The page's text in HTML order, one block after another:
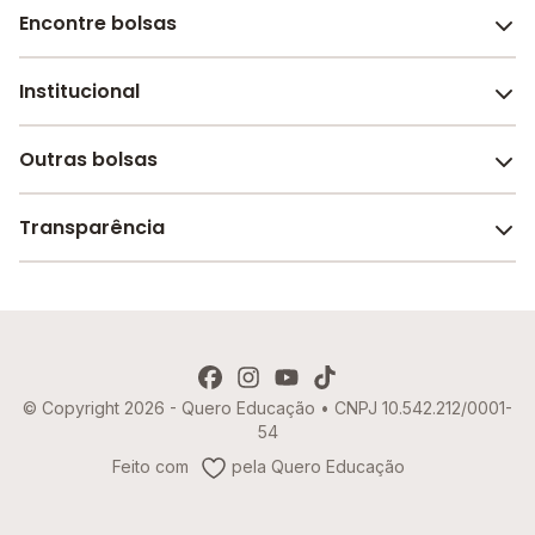
Encontre bolsas
Melhores escolas de São Paulo
Escolas por cidade e bairro
Institucional
Sobre o Melhor Escola
Revista Melhor Escola
Outras bolsas
Faculdades e universidades
Transparência
Política de Cookies
© Copyright 2026 - Quero Educação • CNPJ 10.542.212/0001-
54
Feito com
pela Quero Educação